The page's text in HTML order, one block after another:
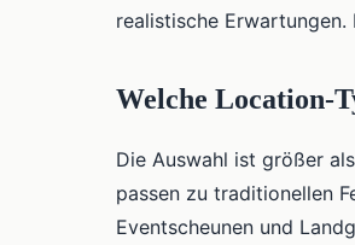
realistische
Welche Location-
Die Auswahl ist größer
passen zu traditionellen
Eventscheunen und